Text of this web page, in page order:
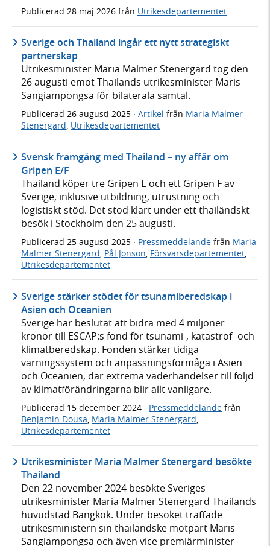
Publicerad 28 maj 2026 från Utrikesdepartementet
Sverige och Thailand ingår ett nytt strategiskt
partnerskap
Utrikesminister Maria Malmer Stenergard tog den
26 augusti emot Thailands utrikesminister Maris
Sangiampongsa för bilaterala samtal.
Publicerad 26 augusti 2025 · Artikel från Maria Malmer
Stenergard, Utrikesdepartementet
Svensk framgång med Thailand – ny affär om
Gripen E/F
Thailand köper tre Gripen E och ett Gripen F av
Sverige, inklusive utbildning, utrustning och
logistiskt stöd. Det stod klart under ett thailändskt
besök i Stockholm den 25 augusti.
Publicerad 25 augusti 2025 · Pressmeddelande från Maria
Malmer Stenergard, Pål Jonson, Försvarsdepartementet,
Utrikesdepartementet
Sverige stärker stödet för tsunamiberedskap i
Asien och Oceanien
Sverige har beslutat att bidra med 4 miljoner
kronor till ESCAP:s fond för tsunami-, katastrof- och
klimatberedskap. Fonden stärker tidiga
varningssystem och anpassningsförmåga i Asien
och Oceanien, där extrema väderhändelser till följd
av klimatförändringarna blir allt vanligare.
Publicerad 15 december 2024 · Pressmeddelande från
Benjamin Dousa Maria Malmer Stenergard
Utrikesdepartementet
Utrikesminister Maria Malmer Stenergard besökte
Thailand
Den 22 november 2024 besökte Sveriges
utrikesminister Maria Malmer Stenergard Thailands
huvudstad Bangkok. Under besöket träffade
utrikesministern sin thailändske motpart Maris
Sangiampongsa och även vice premiärminister